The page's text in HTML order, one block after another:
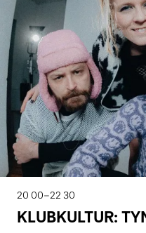
20 00–22 30
KLUBKULTUR: